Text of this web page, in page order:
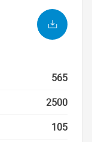
565
2500
105